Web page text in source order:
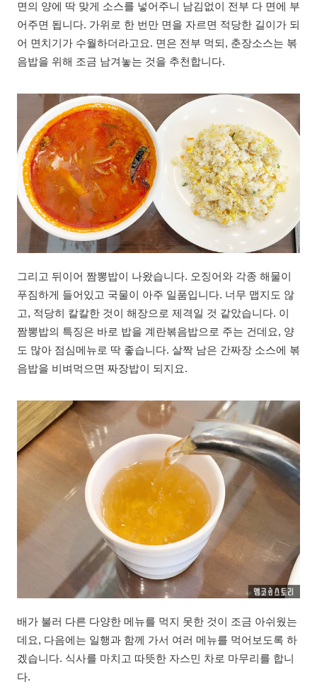
면의 양에 딱 맞게 소스를 넣어주니 남김없이 전부 다 면에 부
어주면 됩니다. 가위로 한 번만 면을 자르면 적당한 길이가 되
어 면치기가 수월하더라고요. 면은 전부 먹되, 춘장소스는 볶
음밥을 위해 조금 남겨놓는 것을 추천합니다.
그리고 뒤이어 짬뽕밥이 나왔습니다. 오징어와 각종 해물이
푸짐하게 들어있고 국물이 아주 일품입니다. 너무 맵지도 않
고, 적당히 칼칼한 것이 해장으로 제격일 것 같았습니다. 이
짬뽕밥의 특징은 바로 밥을 계란볶음밥으로 주는 건데요, 양
도 많아 점심메뉴로 딱 좋습니다. 살짝 남은 간짜장 소스에 볶
음밥을 비벼먹으면 짜장밥이 되지요.
배가 불러 다른 다양한 메뉴를 먹지 못한 것이 조금 아쉬웠는
데요, 다음에는 일행과 함께 가서 여러 메뉴를 먹어보도록 하
겠습니다. 식사를 마치고 따뜻한 자스민 차로 마무리를 합니
다.